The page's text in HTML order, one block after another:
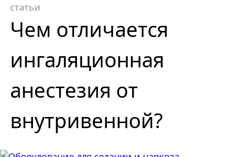
статьи
Чем отличается
ингаляционная
анестезия от
внутривенной?